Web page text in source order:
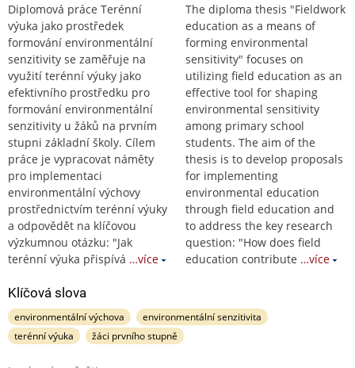
Diplomová práce Terénní
výuka jako prostředek
formování environmentální
senzitivity se zaměřuje na
využití terénní výuky jako
efektivního prostředku pro
formování environmentální
senzitivity u žáků na prvním
stupni základní školy. Cílem
práce je vypracovat náměty
pro implementaci
environmentální výchovy
prostřednictvím terénní výuky
a odpovědět na klíčovou
výzkumnou otázku: "Jak
terénní výuka přispívá …více
The diploma thesis "Fieldwork
education as a means of
forming environmental
sensitivity" focuses on
utilizing field education as an
effective tool for shaping
environmental sensitivity
among primary school
students. The aim of the
thesis is to develop proposals
for implementing
environmental education
through field education and
to address the key research
question: "How does field
education contribute …více
Klíčová slova
environmentální výchova
environmentální senzitivita
terénní výuka
žáci prvního stupně